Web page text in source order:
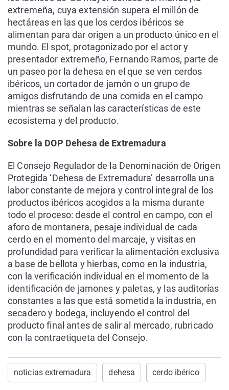
extremeña, cuya extensión supera el millón de
hectáreas en las que los cerdos ibéricos se
alimentan para dar origen a un producto único en el
mundo. El spot, protagonizado por el actor y
presentador extremeño, Fernando Ramos, parte de
un paseo por la dehesa en el que se ven cerdos
ibéricos, un cortador de jamón o un grupo de
amigos disfrutando de una comida en el campo
mientras se señalan las características de este
ecosistema y del producto.
Sobre la DOP Dehesa de Extremadura
El Consejo Regulador de la Denominación de Origen
Protegida ‘Dehesa de Extremadura’ desarrolla una
labor constante de mejora y control integral de los
productos ibéricos acogidos a la misma durante
todo el proceso: desde el control en campo, con el
aforo de montanera, pesaje individual de cada
cerdo en el momento del marcaje, y visitas en
profundidad para verificar la alimentación exclusiva
a base de bellota y hierbas, como en la industria,
con la verificación individual en el momento de la
identificación de jamones y paletas, y las auditorías
constantes a las que está sometida la industria, en
secadero y bodega, incluyendo el control del
producto final antes de salir al mercado, rubricado
con la contraetiqueta del Consejo.
noticias extremadura dehesa cerdo ibérico